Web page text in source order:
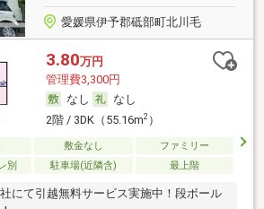
愛媛県伊予郡砥部町北川毛
3.80万円
管理費3,300円
なし
なし
2階 / 3DK（55.16m2）
敷金なし
ファミリー
別
駐車場(近隣含) 最上階
にて引越無料サービス実施中！段ボール